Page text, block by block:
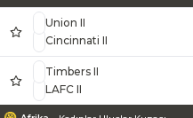
Union II
Cincinnati II
Timbers II
LAFC II